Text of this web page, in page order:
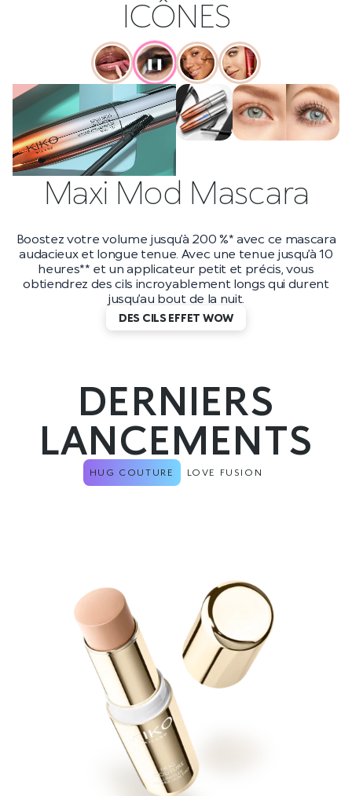
ICÔNES
❚❚
Maxi Mod Mascara
Boostez votre volume jusqu’à 200 %* avec ce mascara
audacieux et longue tenue. Avec une tenue jusqu’à 10
heures** et un applicateur petit et précis, vous
obtiendrez des cils incroyablement longs qui durent
jusqu’au bout de la nuit.
DES CILS EFFET WOW
DERNIERS
LANCEMENTS
HUG COUTURE LOVE FUSION